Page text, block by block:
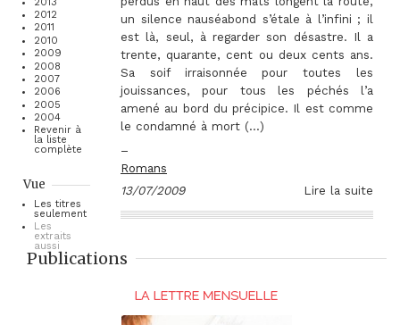
2012
2011
2010
2009
2008
2007
2006
2005
2004
Revenir à
la liste
complète
Vue
Les titres
seulement
Les
extraits
aussi
un silence nauséabond s’étale à l’infini ; il
est là, seul, à regarder son désastre. Il a
trente, quarante, cent ou deux cents ans.
Sa soif irraisonnée pour toutes les
jouissances, pour tous les péchés l’a
amené au bord du précipice. Il est comme
le condamné à mort (…)
–
Romans
13/07/2009
Lire la suite
Publications